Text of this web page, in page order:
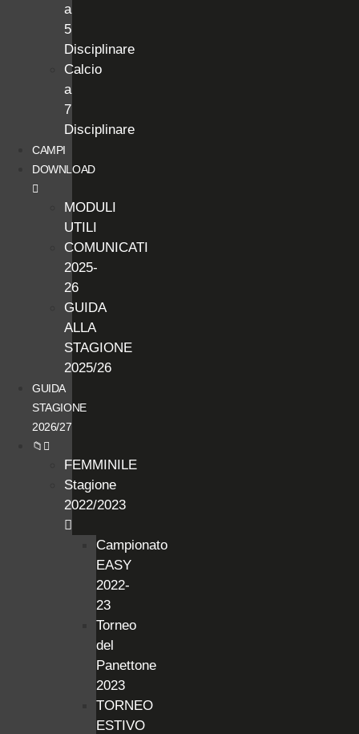
a
5
Disciplinare
Calcio
a
7
Disciplinare
CAMPI
DOWNLOAD
MODULI
UTILI
COMUNICATI
2025-
26
GUIDA
ALLA
STAGIONE
2025/26
GUIDA
STAGIONE
2026/27
📁
FEMMINILE
Stagione
2022/2023
Campionato
EASY
2022-
23
Torneo
del
Panettone
2023
TORNEO
ESTIVO